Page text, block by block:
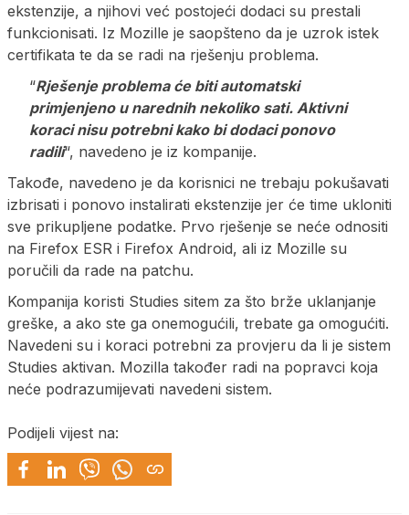
ekstenzije, a njihovi već postojeći dodaci su prestali
funkcionisati. Iz Mozille je saopšteno da je uzrok istek
certifikata te da se radi na rješenju problema.
“Rješenje problema će biti automatski
primjenjeno u narednih nekoliko sati. Aktivni
koraci nisu potrebni kako bi dodaci ponovo
radili“, navedeno je iz kompanije.
Takođe, navedeno je da korisnici ne trebaju pokušavati
izbrisati i ponovo instalirati ekstenzije jer će time ukloniti
sve prikupljene podatke. Prvo rješenje se neće odnositi
na Firefox ESR i Firefox Android, ali iz Mozille su
poručili da rade na patchu.
Kompanija koristi Studies sitem za što brže uklanjanje
greške, a ako ste ga onemogućili, trebate ga omogućiti.
Navedeni su i koraci potrebni za provjeru da li je sistem
Studies aktivan. Mozilla također radi na popravci koja
neće podrazumijevati navedeni sistem.
Podijeli vijest na: